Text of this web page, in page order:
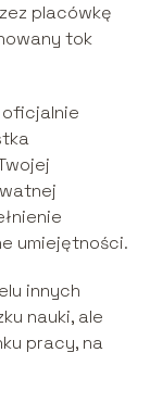
placówkę
tok
oficjalnie
umiejętności.
innych
nauki, ale
pracy, na